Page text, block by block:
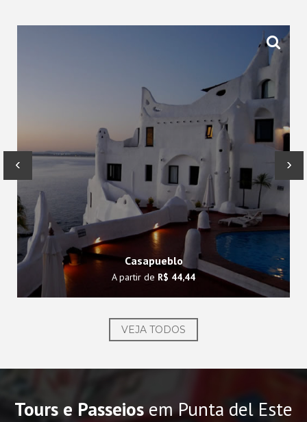
Casapueblo
A partir de R$ 44,44
‹ ›
VEJA TODOS
Tours e Passeiosem Punta del Este